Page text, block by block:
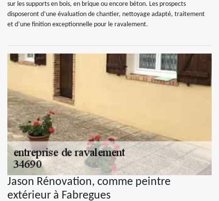
sur les supports en bois, en brique ou encore béton. Les prospects
disposeront d’une évaluation de chantier, nettoyage adapté, traitement
et d’une finition exceptionnelle pour le ravalement.
Jason Rénovation, comme peintre
extérieur à Fabregues